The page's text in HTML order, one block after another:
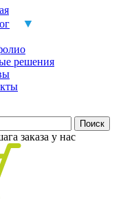
решения
Поиск
заказа у нас